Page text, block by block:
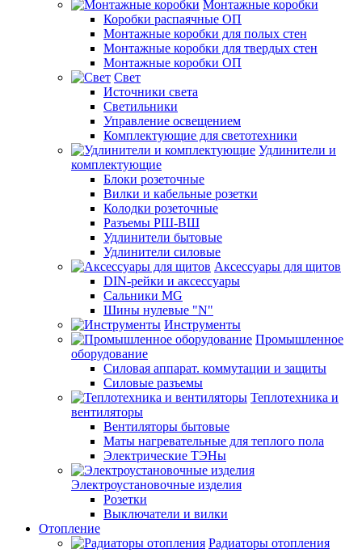
Монтажные коробки
Коробки распаячные ОП
Монтажные коробки для полых стен
Монтажные коробки для твердых стен
Монтажные коробки ОП
Свет
Источники света
Светильники
Управление освещением
Комплектующие для светотехники
Удлинители и
комплектующие
Блоки розеточные
Вилки и кабельные розетки
Колодки розеточные
Разъемы РШ-ВШ
Удлинители бытовые
Удлинители силовые
Аксессуары для щитов
DIN-рейки и аксессуары
Сальники MG
Шины нулевые "N"
Инструменты
Промышленное
оборудование
Силовая аппарат. коммутации и защиты
Силовые разъемы
Теплотехника и
вентиляторы
Вентиляторы бытовые
Маты нагревательные для теплого пола
Электрические ТЭНы
Электроустановочные изделия
Розетки
Выключатели и вилки
Отопление
Радиаторы отопления